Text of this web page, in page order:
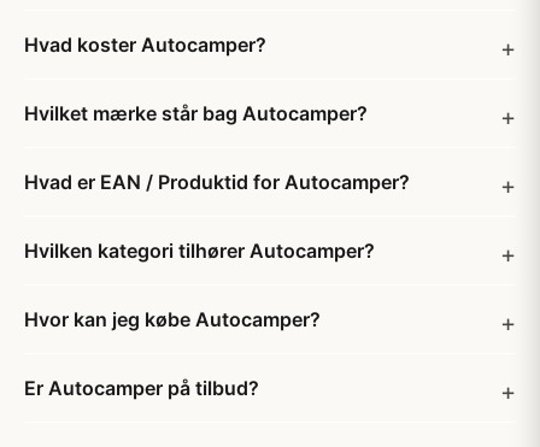
Hvad koster Autocamper?
Hvilket mærke står bag Autocamper?
Hvad er EAN / Produktid for Autocamper?
Hvilken kategori tilhører Autocamper?
Hvor kan jeg købe Autocamper?
Er Autocamper på tilbud?